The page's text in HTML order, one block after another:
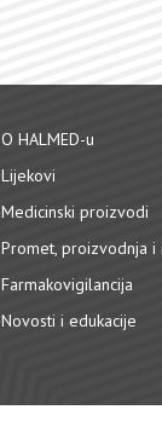
O HALMED-u
Lijekovi
Medicinski proizvodi
Promet, proizvodnja i
Farmakovigilancija
Novosti i edukacije